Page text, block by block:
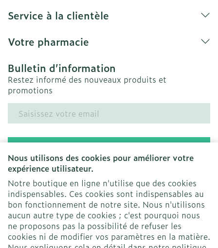
Nous utilisons des cookies pour améliorer votre
expérience utilisateur.
Notre boutique en ligne n'utilise que des cookies
indispensables. Ces cookies sont indispensables au
bon fonctionnement de notre site. Nous n'utilisons
aucun autre type de cookies ; c'est pourquoi nous
ne proposons pas la possibilité de refuser les
cookies ni de modifier vos paramètres en la matière.
Service à la clientèle
Votre pharmacie
Bulletin d’information
Restez informé des nouveaux produits et
promotions
Adresse mail
En cliquant sur s'abonner, vous vous abonnez à notre
newsletter et acceptez notre
politique de confidentialité